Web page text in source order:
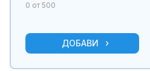
0 от 500
ДОБАВИ